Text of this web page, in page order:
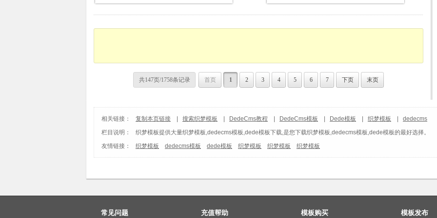
共147页/1758条记录 首页 1 2 3 4 5 6 7 下页 末页
相关链接： 复制本页链接 搜索织梦模板 DedeCms教程 DedeCms模板 Dede模板 织梦模板
dedecms
栏目说明：
织梦模板提供大量织梦模板,dedecms模板,dede模板下载,是您下载织梦模板,dedecms模板,dede模板的最好选择。
友情链接：
织梦模板 dedecms模板 dede模板 织梦模板 织梦模板 织梦模板
常见问题 充值帮助 模板购买 模板发布